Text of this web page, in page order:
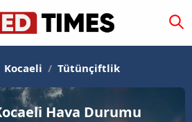
Kocaeli / Tütünçiftlik
Hava Durumu